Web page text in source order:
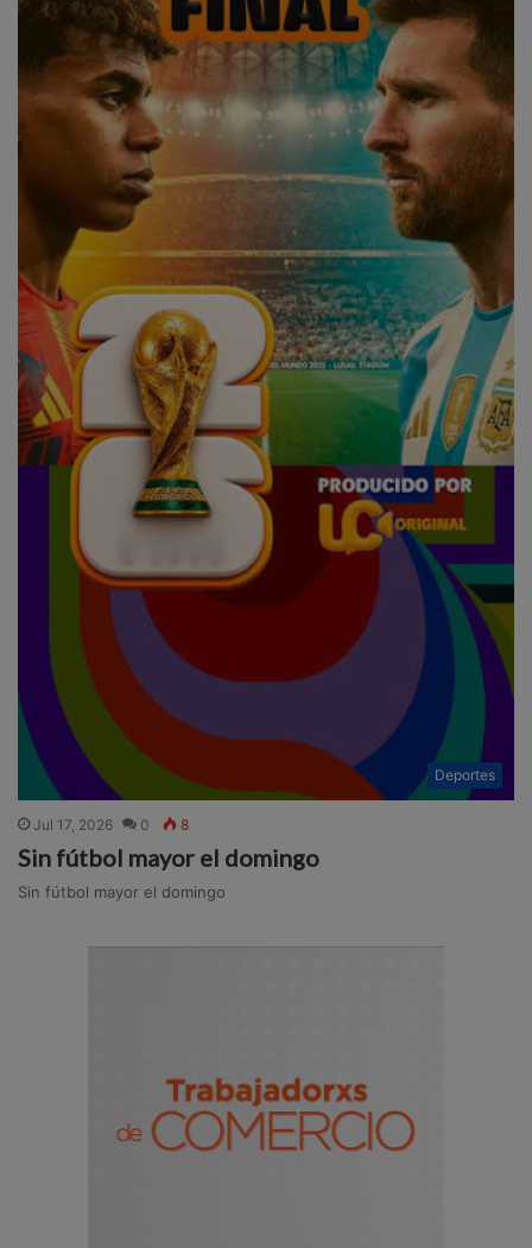
Deportes
Jul 17, 2026 0 8
Sin fútbol mayor el domingo
Sin fútbol mayor el domingo